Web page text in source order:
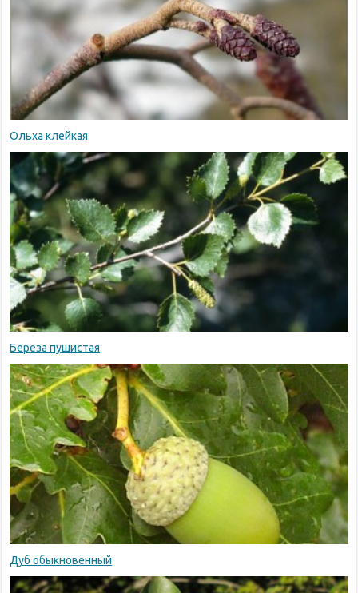
Ольха клейкая
Береза пушистая
Дуб обыкновенный